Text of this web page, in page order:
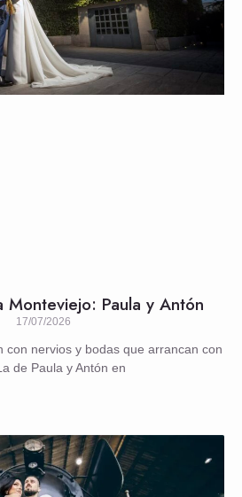
Monteviejo: Paula y Antón
17/07/2026
con nervios y bodas que arrancan con
de Paula y Antón en